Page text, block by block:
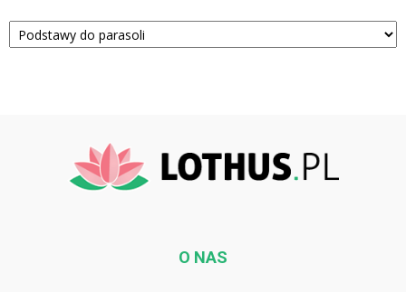
Kategorie
O NAS